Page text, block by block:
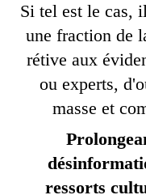
Si tel est le cas,
une fraction de
rétive aux
ou experts, d'
masse et
ressorts